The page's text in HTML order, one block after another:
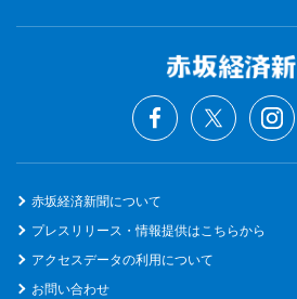
赤坂経済新聞について
プレスリリース・情報提供はこちらから
アクセスデータの利用について
お問い合わせ